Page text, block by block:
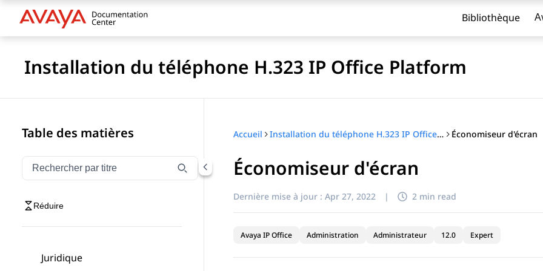
Bibliothèque
Installation du téléphone H.323 IP Office Platform
Table des matières
Filtrer la navigation par titre
Saisissez pour filtrer les éléments de navigation par titre
Réduire
Juridique
Accueil Installation du téléphone H.323 IP Office Platform Économiseur d'écran
Économiseur d'écran
Dernière mise à jour : Apr 27, 2022 | 2 min read
Avaya IP Office Administration Administrateur 12.0 Expert